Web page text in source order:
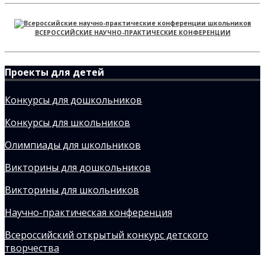
ВСЕРОССИЙСКИЕ НАУЧНО-ПРАКТИЧЕСКИЕ КОНФЕРЕНЦИИ
Проекты для детей
Конкурсы для дошкольников
Конкурсы для школьников
Олимпиады для школьников
Викторины для дошкольников
Викторины для школьников
Научно-практическая конференция
Всероссийский открытый конкурс детского
творчества